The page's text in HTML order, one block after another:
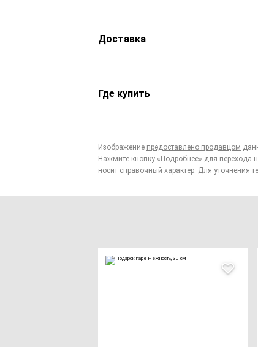
Доставка
Где купить
Изображение предоставлено продавцом
Нажмите кнопку «Подробнее» для перехода
носит справочный характер. Для уточнения